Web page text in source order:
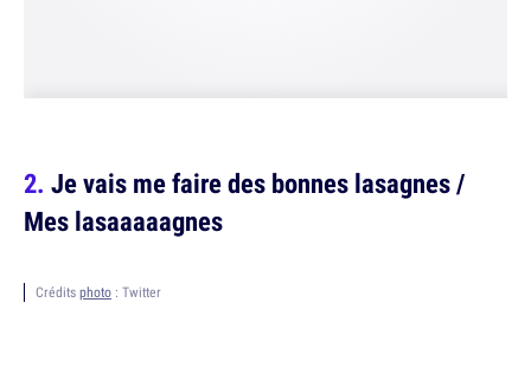
Je vais me faire des bonnes lasagnes /
Mes lasaaaaagnes
Crédits photo : Twitter